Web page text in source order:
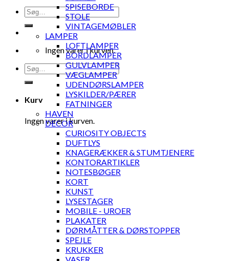
Søg
efter:
Ingen varer i kurven.
Søg
efter:
Kurv
Ingen varer i kurven.
SPISEBORDE
STOLE
VINTAGEMØBLER
LAMPER
LOFTLAMPER
BORDLAMPER
GULVLAMPER
VÆGLAMPER
UDENDØRSLAMPER
LYSKILDER/PÆRER
FATNINGER
HAVEN
DECOR
CURIOSITY OBJECTS
DUFTLYS
KNAGERÆKKER & STUMTJENERE
KONTORARTIKLER
NOTESBØGER
KORT
KUNST
LYSESTAGER
MOBILE - UROER
PLAKATER
DØRMÅTTER & DØRSTOPPER
SPEJLE
KRUKKER